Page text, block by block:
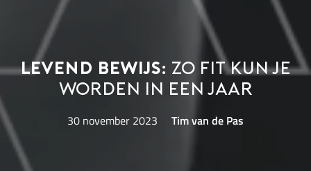
Levend bewijs: zo fit kun je
worden in een jaar
30 november 2023 Tim van de Pas